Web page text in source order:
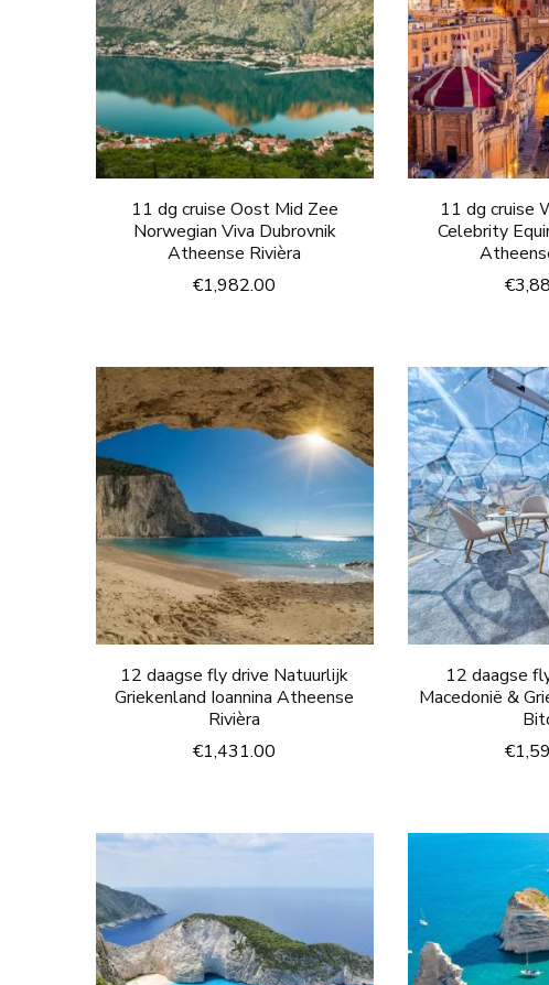
11 dg cruise Oost Mid Zee
Norwegian Viva Dubrovnik
Atheense Rivièra
€1,982.00
11 dg cruise
Celebrity
€
12 daagse fly drive Natuurlijk
Griekenland Ioannina Atheense
Rivièra
€1,431.00
12 daagse
Macedonië &
€